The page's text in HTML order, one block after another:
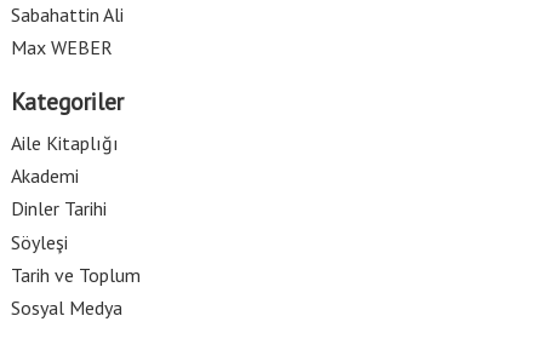
Sabahattin Ali
Max WEBER
Kategoriler
Aile Kitaplığı
Akademi
Dinler Tarihi
Söyleşi
Tarih ve Toplum
Sosyal Medya